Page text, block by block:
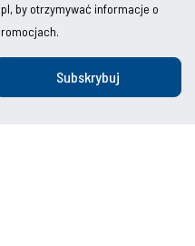
by otrzymywać informacje o
Subskrybuj